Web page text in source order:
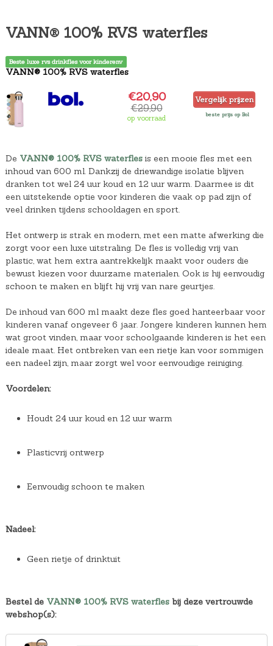
VANN® 100% RVS waterfles
Beste luxe rvs drinkfles voor kinderenv
VANN® 100% RVS waterfles
€20,90
€29,90
op voorraad
Vergelijk prijzen
beste prijs op Bol
De VANN® 100% RVS waterflesis een mooie fles met een
inhoud van 600 ml. Dankzij de driewandige isolatie blijven
dranken tot wel 24 uur koud en 12 uur warm. Daarmee is dit
een uitstekende optie voor kinderen die vaak op pad zijn of
veel drinken tijdens schooldagen en sport.
Het ontwerp is strak en modern, met een matte afwerking die
zorgt voor een luxe uitstraling. De fles is volledig vrij van
plastic, wat hem extra aantrekkelijk maakt voor ouders die
bewust kiezen voor duurzame materialen. Ook is hij eenvoudig
schoon te maken en blijft hij vrij van nare geurtjes.
De inhoud van 600 ml maakt deze fles goed hanteerbaar voor
kinderen vanaf ongeveer 6 jaar. Jongere kinderen kunnen hem
wat groot vinden, maar voor schoolgaande kinderen is het een
ideale maat. Het ontbreken van een rietje kan voor sommigen
een nadeel zijn, maar zorgt wel voor eenvoudige reiniging.
Voordelen:
Houdt 24 uur koud en 12 uur warm
Plasticvrij ontwerp
Eenvoudig schoon te maken
Nadeel:
Geen rietje of drinktuit
Bestel de VANN® 100% RVS waterfles bij deze vertrouwde
webshop(s):